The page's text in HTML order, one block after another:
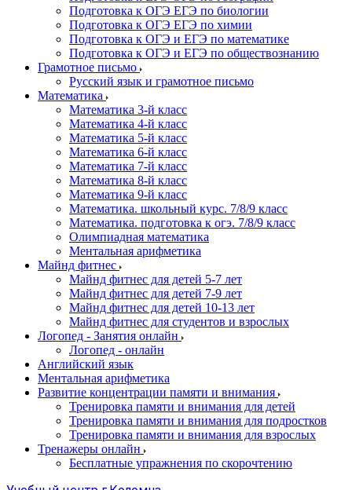
Подготовка к ОГЭ ЕГЭ по биологии
Подготовка к ОГЭ ЕГЭ по химии
Подготовка к ОГЭ и ЕГЭ по математике
Подготовка к ОГЭ и ЕГЭ по обществознанию
Грамотное письмо
Русский язык и грамотное письмо
Математика
Математика 3-й класс
Математика 4-й класс
Математика 5-й класс
Математика 6-й класс
Математика 7-й класс
Математика 8-й класс
Математика 9-й класс
Математика. школьный курс. 7/8/9 класс
Математика. подготовка к огэ. 7/8/9 класс
Олимпиадная математика
Ментальная арифметика
Майнд фитнес
Майнд фитнес для детей 5-7 лет
Майнд фитнес для детей 7-9 лет
Майнд фитнес для детей 10-13 лет
Майнд фитнес для студентов и взрослых
Логопед - Занятия онлайн
Логопед - онлайн
Английский язык
Ментальная арифметика
Развитие концентрации памяти и внимания
Тренировка памяти и внимания для детей
Тренировка памяти и внимания для подростков
Тренировка памяти и внимания для взрослых
Тренажеры онлайн
Бесплатные упражнения по скорочтению